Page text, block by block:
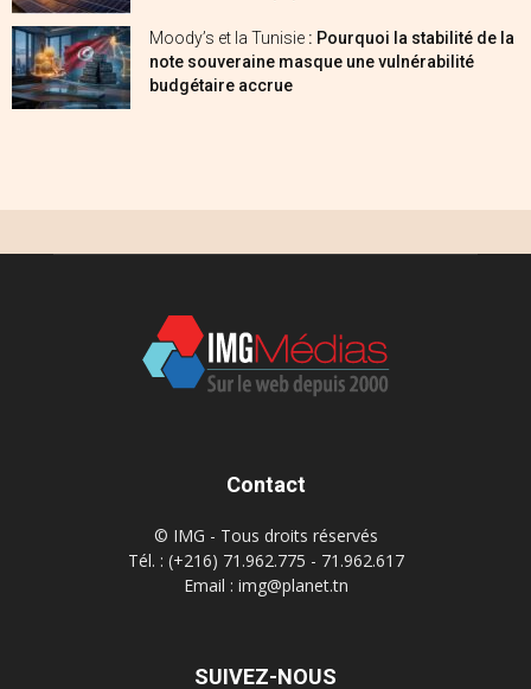
Moody’s et la Tunisie : Pourquoi la stabilité de la
note souveraine masque une vulnérabilité
budgétaire accrue
Contact
© IMG - Tous droits réservés
Tél. : (+216) 71.962.775 - 71.962.617
Email : img@planet.tn
SUIVEZ-NOUS